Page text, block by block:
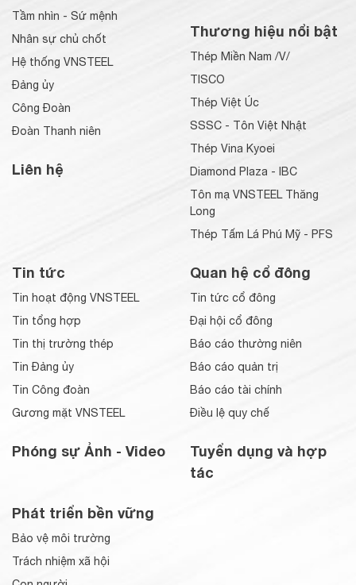
Tầm nhìn - Sứ mệnh
Nhân sự chủ chốt
Hệ thống VNSTEEL
Đảng ủy
Công Đoàn
Đoàn Thanh niên
Liên hệ
Thương hiệu nổi bật
Thép Miền Nam /V/
TISCO
Thép Việt Úc
SSSC - Tôn Việt Nhật
Thép Vina Kyoei
Diamond Plaza - IBC
Tôn mạ VNSTEEL Thăng
Long
Thép Tấm Lá Phú Mỹ - PFS
Tin tức
Tin hoạt động VNSTEEL
Tin tổng hợp
Tin thị trường thép
Tin Đảng ủy
Tin Công đoàn
Gương mặt VNSTEEL
Phóng sự Ảnh - Video
Quan hệ cổ đông
Tin tức cổ đông
Đại hội cổ đông
Báo cáo thường niên
Báo cáo quản trị
Báo cáo tài chính
Điều lệ quy chế
Tuyển dụng và hợp
tác
Phát triển bền vững
Bảo vệ môi trường
Trách nhiệm xã hội